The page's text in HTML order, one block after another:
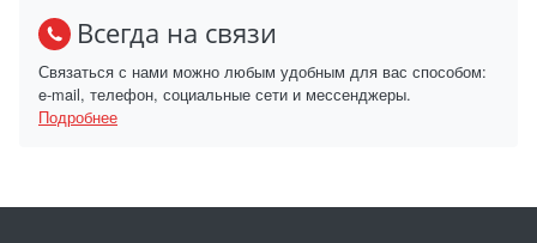
Всегда на связи
Связаться с нами можно любым удобным для вас способом:
e-mail, телефон, социальные сети и мессенджеры.
Подробнее